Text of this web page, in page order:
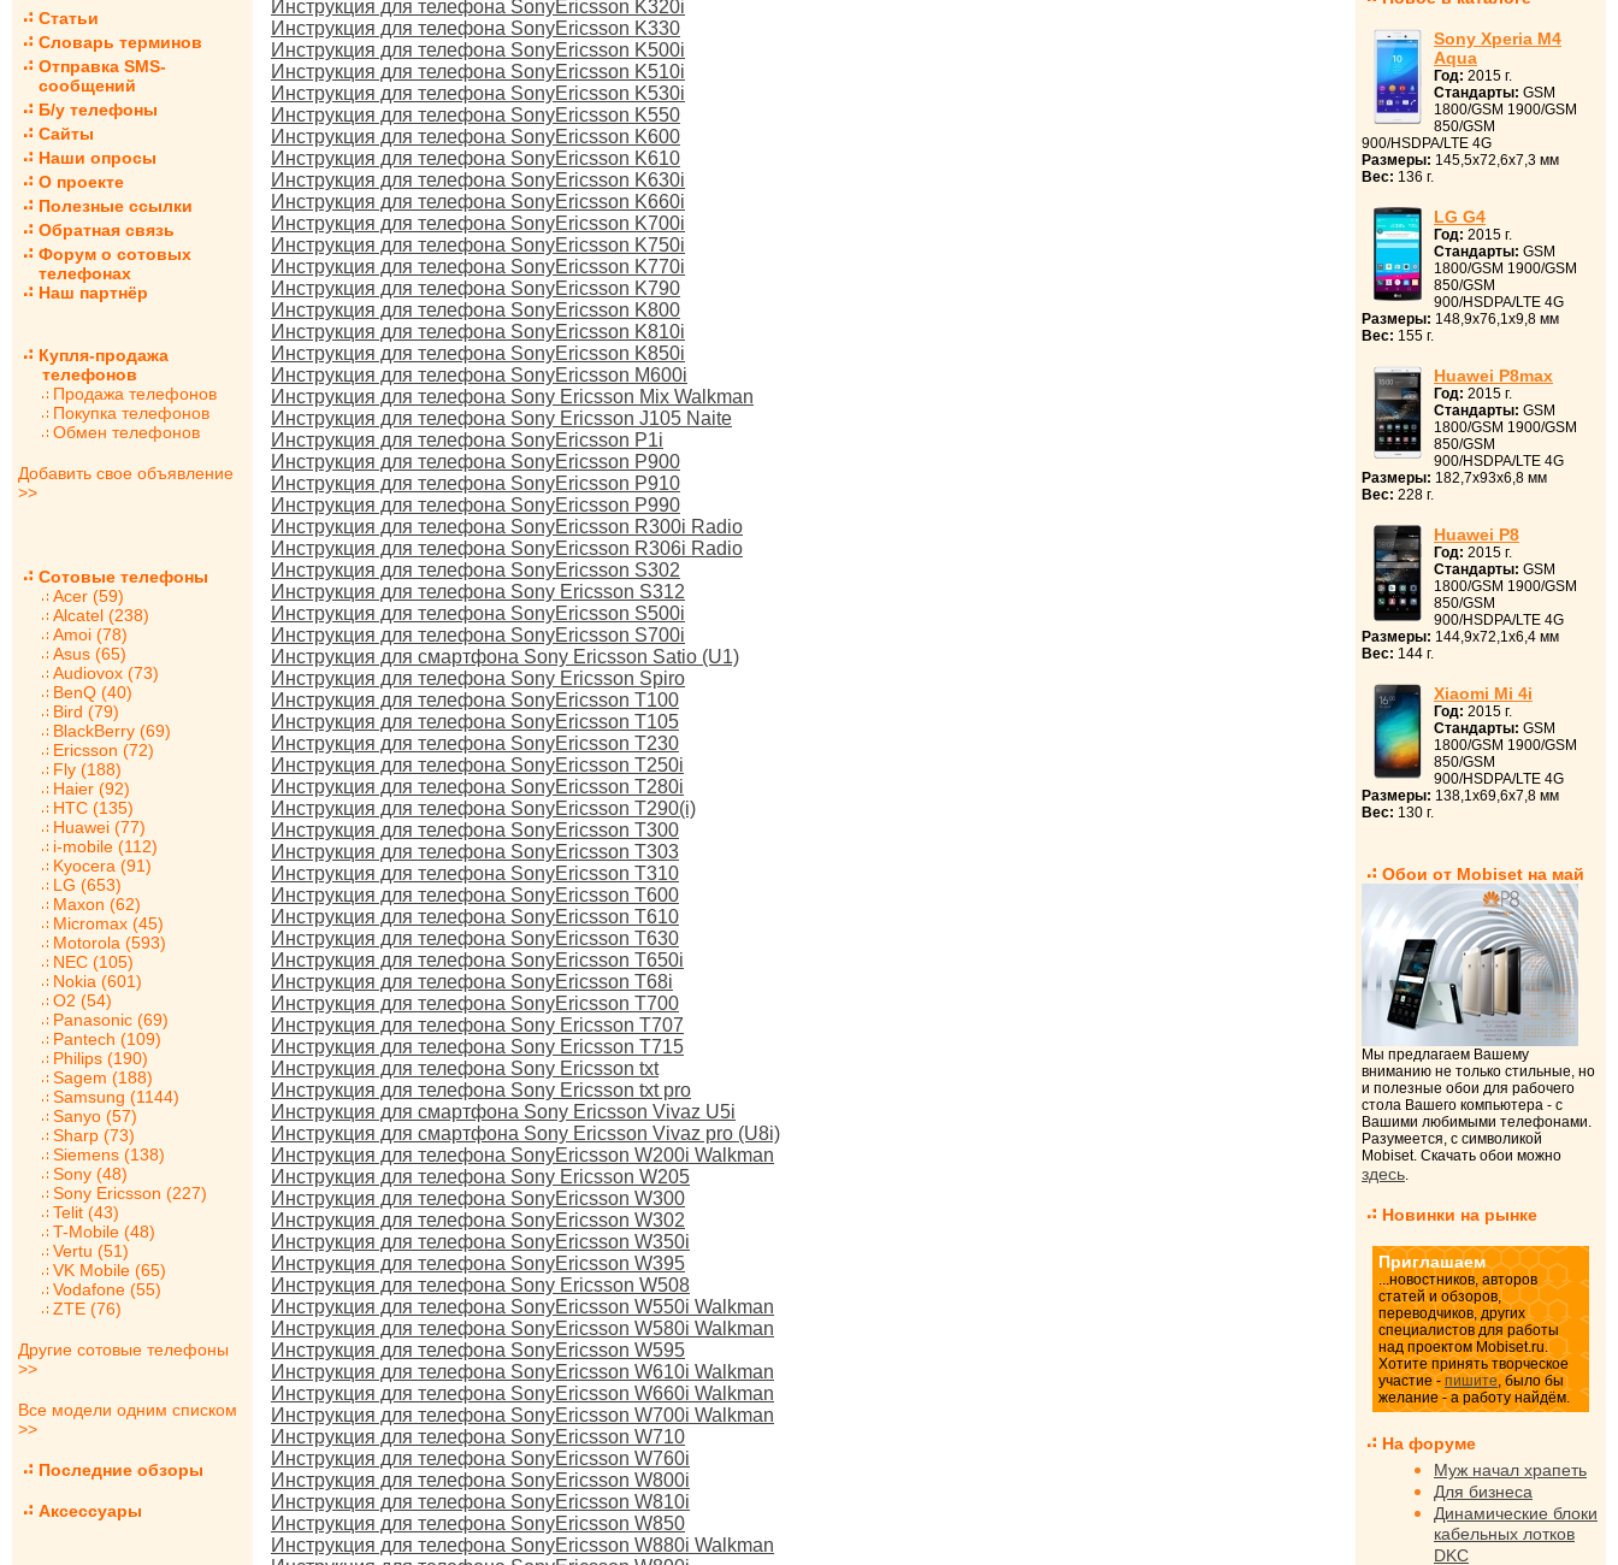
Статьи
Словарь терминов
Отправка SMS-
сообщений
Б/у телефоны
Сайты
Наши опросы
О проекте
Полезные ссылки
Обратная связь
Форум о сотовых
телефонах
Наш партнёр
Купля-продажа
телефонов
Продажа телефонов
Покупка телефонов
Обмен телефонов
Добавить свое объявление
>>
Сотовые телефоны
Acer (59)
Alcatel (238)
Amoi (78)
Asus (65)
Audiovox (73)
BenQ (40)
Bird (79)
BlackBerry (69)
Ericsson (72)
Fly (188)
Haier (92)
HTC (135)
Huawei (77)
i-mobile (112)
Kyocera (91)
LG (653)
Maxon (62)
Micromax (45)
Motorola (593)
NEC (105)
Nokia (601)
O2 (54)
Panasonic (69)
Pantech (109)
Philips (190)
Sagem (188)
Samsung (1144)
Sanyo (57)
Sharp (73)
Siemens (138)
Sony (48)
Sony Ericsson (227)
Telit (43)
T-Mobile (48)
Vertu (51)
VK Mobile (65)
Vodafone (55)
ZTE (76)
Другие сотовые телефоны
>>
Все модели одним списком
>>
Последние обзоры
Аксессуары
Инструкция для телефона SonyEricsson K320i
Инструкция для телефона SonyEricsson K330
Инструкция для телефона SonyEricsson K500i
Инструкция для телефона SonyEricsson K510i
Инструкция для телефона SonyEricsson K530i
Инструкция для телефона SonyEricsson K550
Инструкция для телефона SonyEricsson K600
Инструкция для телефона SonyEricsson K610
Инструкция для телефона SonyEricsson K630i
Инструкция для телефона SonyEricsson K660i
Инструкция для телефона SonyEricsson K700i
Инструкция для телефона SonyEricsson K750i
Инструкция для телефона SonyEricsson K770i
Инструкция для телефона SonyEricsson K790
Инструкция для телефона SonyEricsson K800
Инструкция для телефона SonyEricsson K810i
Инструкция для телефона SonyEricsson K850i
Инструкция для телефона SonyEricsson M600i
Инструкция для телефона Sony Ericsson Mix Walkman
Инструкция для телефона Sony Ericsson J105 Naite
Инструкция для телефона SonyEricsson P1i
Инструкция для телефона SonyEricsson P900
Инструкция для телефона SonyEricsson P910
Инструкция для телефона SonyEricsson P990
Инструкция для телефона SonyEricsson R300i Radio
Инструкция для телефона SonyEricsson R306i Radio
Инструкция для телефона SonyEricsson S302
Инструкция для телефона Sony Ericsson S312
Инструкция для телефона SonyEricsson S500i
Инструкция для телефона SonyEricsson S700i
Инструкция для смартфона Sony Ericsson Satio (U1)
Инструкция для телефона Sony Ericsson Spiro
Инструкция для телефона SonyEricsson T100
Инструкция для телефона SonyEricsson T105
Инструкция для телефона SonyEricsson T230
Инструкция для телефона SonyEricsson T250i
Инструкция для телефона SonyEricsson T280i
Инструкция для телефона SonyEricsson T290(i)
Инструкция для телефона SonyEricsson T300
Инструкция для телефона SonyEricsson T303
Инструкция для телефона SonyEricsson T310
Инструкция для телефона SonyEricsson T600
Инструкция для телефона SonyEricsson T610
Инструкция для телефона SonyEricsson T630
Инструкция для телефона SonyEricsson T650i
Инструкция для телефона SonyEricsson T68i
Инструкция для телефона SonyEricsson T700
Инструкция для телефона Sony Ericsson T707
Инструкция для телефона Sony Ericsson T715
Инструкция для телефона Sony Ericsson txt
Инструкция для телефона Sony Ericsson txt pro
Инструкция для смартфона Sony Ericsson Vivaz U5i
Инструкция для смартфона Sony Ericsson Vivaz pro (U8i)
Инструкция для телефона SonyEricsson W200i Walkman
Инструкция для телефона Sony Ericsson W205
Инструкция для телефона SonyEricsson W300
Инструкция для телефона SonyEricsson W302
Инструкция для телефона SonyEricsson W350i
Инструкция для телефона SonyEricsson W395
Инструкция для телефона Sony Ericsson W508
Инструкция для телефона SonyEricsson W550i Walkman
Инструкция для телефона SonyEricsson W580i Walkman
Инструкция для телефона SonyEricsson W595
Инструкция для телефона SonyEricsson W610i Walkman
Инструкция для телефона SonyEricsson W660i Walkman
Инструкция для телефона SonyEricsson W700i Walkman
Инструкция для телефона SonyEricsson W710
Инструкция для телефона SonyEricsson W760i
Инструкция для телефона SonyEricsson W800i
Инструкция для телефона SonyEricsson W810i
Инструкция для телефона SonyEricsson W850
Инструкция для телефона SonyEricsson W880i Walkman
Sony Xperia M4
Aqua
Год: 2015 г.
Стандарты: GSM
1800/GSM 1900/GSM
850/GSM
900/HSDPA/LTE 4G
Размеры: 145,5x72,6x7,3 мм
Вес: 136 г.
LG G4
Год: 2015 г.
Стандарты: GSM
1800/GSM 1900/GSM
850/GSM
900/HSDPA/LTE 4G
Размеры: 148,9x76,1x9,8 мм
Вес: 155 г.
Huawei P8max
Год: 2015 г.
Стандарты: GSM
1800/GSM 1900/GSM
850/GSM
900/HSDPA/LTE 4G
Размеры: 182,7x93x6,8 мм
Вес: 228 г.
Huawei P8
Год: 2015 г.
Стандарты: GSM
1800/GSM 1900/GSM
850/GSM
900/HSDPA/LTE 4G
Размеры: 144,9x72,1x6,4 мм
Вес: 144 г.
Xiaomi Mi 4i
Год: 2015 г.
Стандарты: GSM
1800/GSM 1900/GSM
850/GSM
900/HSDPA/LTE 4G
Размеры: 138,1x69,6x7,8 мм
Вес: 130 г.
Обои от Mobiset на май
Мы предлагаем Вашему
вниманию не только стильные, но
и полезные обои для рабочего
стола Вашего компьютера - с
Вашими любимыми телефонами.
Разумеется, с символикой
Mobiset. Скачать обои можно
здесь.
Новинки на рынке
Приглашаем
...новостников, авторов
статей и обзоров,
переводчиков, других
специалистов для работы
над проектом Mobiset.ru.
Хотите принять творческое
участие - пишите, было бы
желание - а работу найдём.
На форуме
Муж начал храпеть
Для бизнеса
Динамические блоки
кабельных лотков
DKC